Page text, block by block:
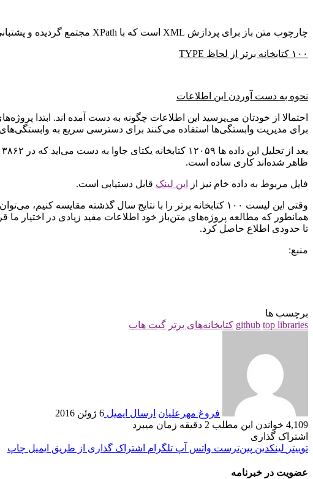
چارچوب متن باز برای پردازش XML است که با XPath مجتمع گردیده و پشتبانی از DOM و JAXP و پلتفورم جاوا را فراهم می‌کند.
۱۰۰ کتابخانه برتر از لحاظ TYPE
نحوه به دست آوردن این اطلاعات
برای مدیریت وابستگی‌ها استفاده می‌کنند برای دسترسی سریع به وابستگی‌های pom.xml/ivy.xml در نظرگرفته شده و این کار ۴۷۲۵۱ نقطه داده‌ای فراهم می‌کند.
ظاهر شده‌اند کاری ساده است.
فایل مربوط به داده خام نیز از این لینک قابل دستیابی است.
همانطور که مطالعه پروژه‌های متن‌باز خود اطلاعات مفید زیادی در اختیار
تا حدودی اطلاع حاصل کرد.
منبع:
برچسب ها
github top libraries کتابخانه‌های برتر گیت هاب
فروغ مهرعلیان ارسال ایمیل 6 ژوئن 2016
4,109 خواندن این مطلب 2 دقیقه زمان می‎برد
اشتراک گذاری
توییتر لینکدین ‫پین‌ترست واتس آپ تلگرام اشتراک گذاری از طریق ایمیل چاپ
عضویت در خبرنامه